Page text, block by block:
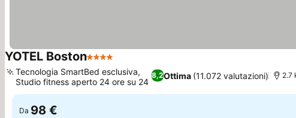
YOTEL Boston4 Stelle
8,2Ottima (11.072 valutazioni)
Tecnologia SmartBed esclusiva,
Studio fitness aperto 24 ore su 24
2.7
Da 98 €